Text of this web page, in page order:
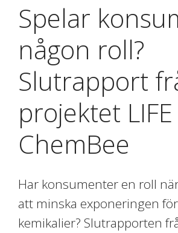
Spelar
någon roll?
Slutrapport
projektet LIFE
ChemBee
Har konsumenter en roll
att minska exponeringen
kemikalier? Slutrapporten